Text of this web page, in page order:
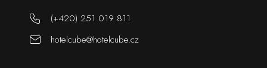
(+420) 251 019 811
hotelcube@hotelcube.cz